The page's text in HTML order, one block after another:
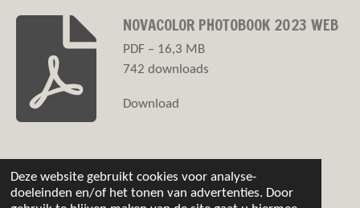
Deze website gebruikt cookies voor analyse-
doeleinden en/of het tonen van advertenties. Door
NOVACOLOR PHOTOBOOK 2023 WEB
PDF – 16,3 MB
742 downloads
Download
NEEM CONTACT MET MIJ OP